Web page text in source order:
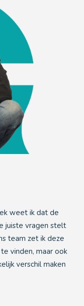
weet ik dat de
juiste vragen stelt
team zet ik deze
vinden, maar ook
verschil maken